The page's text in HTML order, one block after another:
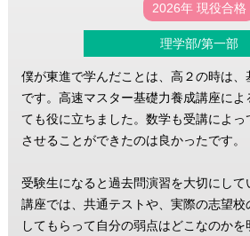
2026年 現役合格
理学部/第一部
僕が東進で学んだことは、高２の時は、
です。高速マスター基礎力養成講座によ
ても役に立ちました。数学も受講によ
させることができたのは良かったです。
受験生になると過去問演習を大切にし
講座では、共通テストや、実際の志望
してもらって自分の弱点はどこなのか